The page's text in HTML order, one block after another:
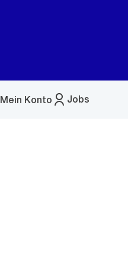
Jobs
Mein Konto
Menü